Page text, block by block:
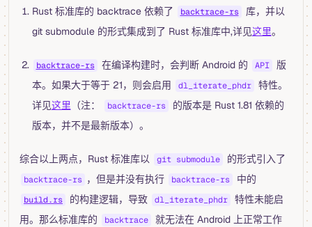
Rust 标准库的 backtrace 依赖了 backtrace-rs
库，并以
git submodule 的形式集成到了 Rust 标准库中,详见这里。
backtrace-rs 在编译构建时，会判断 Android 的 API
版
本。如果大于等于 21，则会启用
dl_iterate_phdr
特性。
详见这里 （注： backtrace-rs
的版本是 Rust 1.81 依赖的
版本，并不是最新版本）。
综合以上两点，Rust 标准库以 git submodule 的形式引入了
backtrace-rs ，但是并没有执行 backtrace-rs 中的
build.rs 的构建逻辑，导致 dl_iterate_phdr
特性未能启
用。那么标准库的
backtrace
就无法在 Android 上正常工作